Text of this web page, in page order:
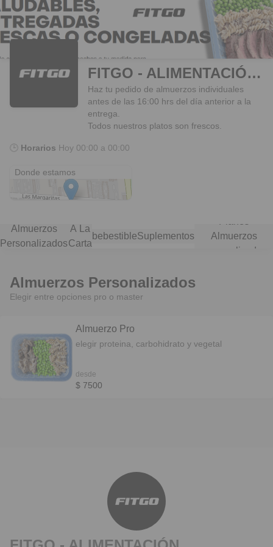
FITGO - ALIMENTACIÓN SALUDABLE
Haz tu pedido de almuerzos individuales
antes de las 16:00 hrs del día anterior a la
entrega.
Todos nuestros platos son frescos.
🕒 Horarios Hoy 00:00 a 00:00
Donde estamos
Almuerzos
Personalizados
A La
Carta
bebestibleSuplementos
Almuerzos
personalizados
Almuerzos Personalizados
Elegir entre opciones pro o master
Almuerzo Pro
elegir proteina, carbohidrato y vegetal
desde
$ 7500